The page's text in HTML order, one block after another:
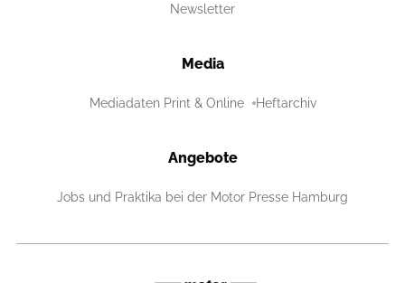
Newsletter
Media
Mediadaten Print & Online Heftarchiv
Angebote
Jobs und Praktika bei der Motor Presse Hamburg